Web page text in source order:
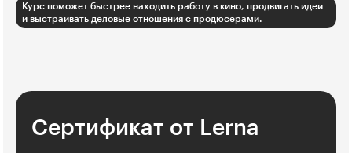
Курс поможет быстрее находить работу в кино, продвигать идеи
и выстраивать деловые отношения с продюсерами.
Сертификат от Lerna